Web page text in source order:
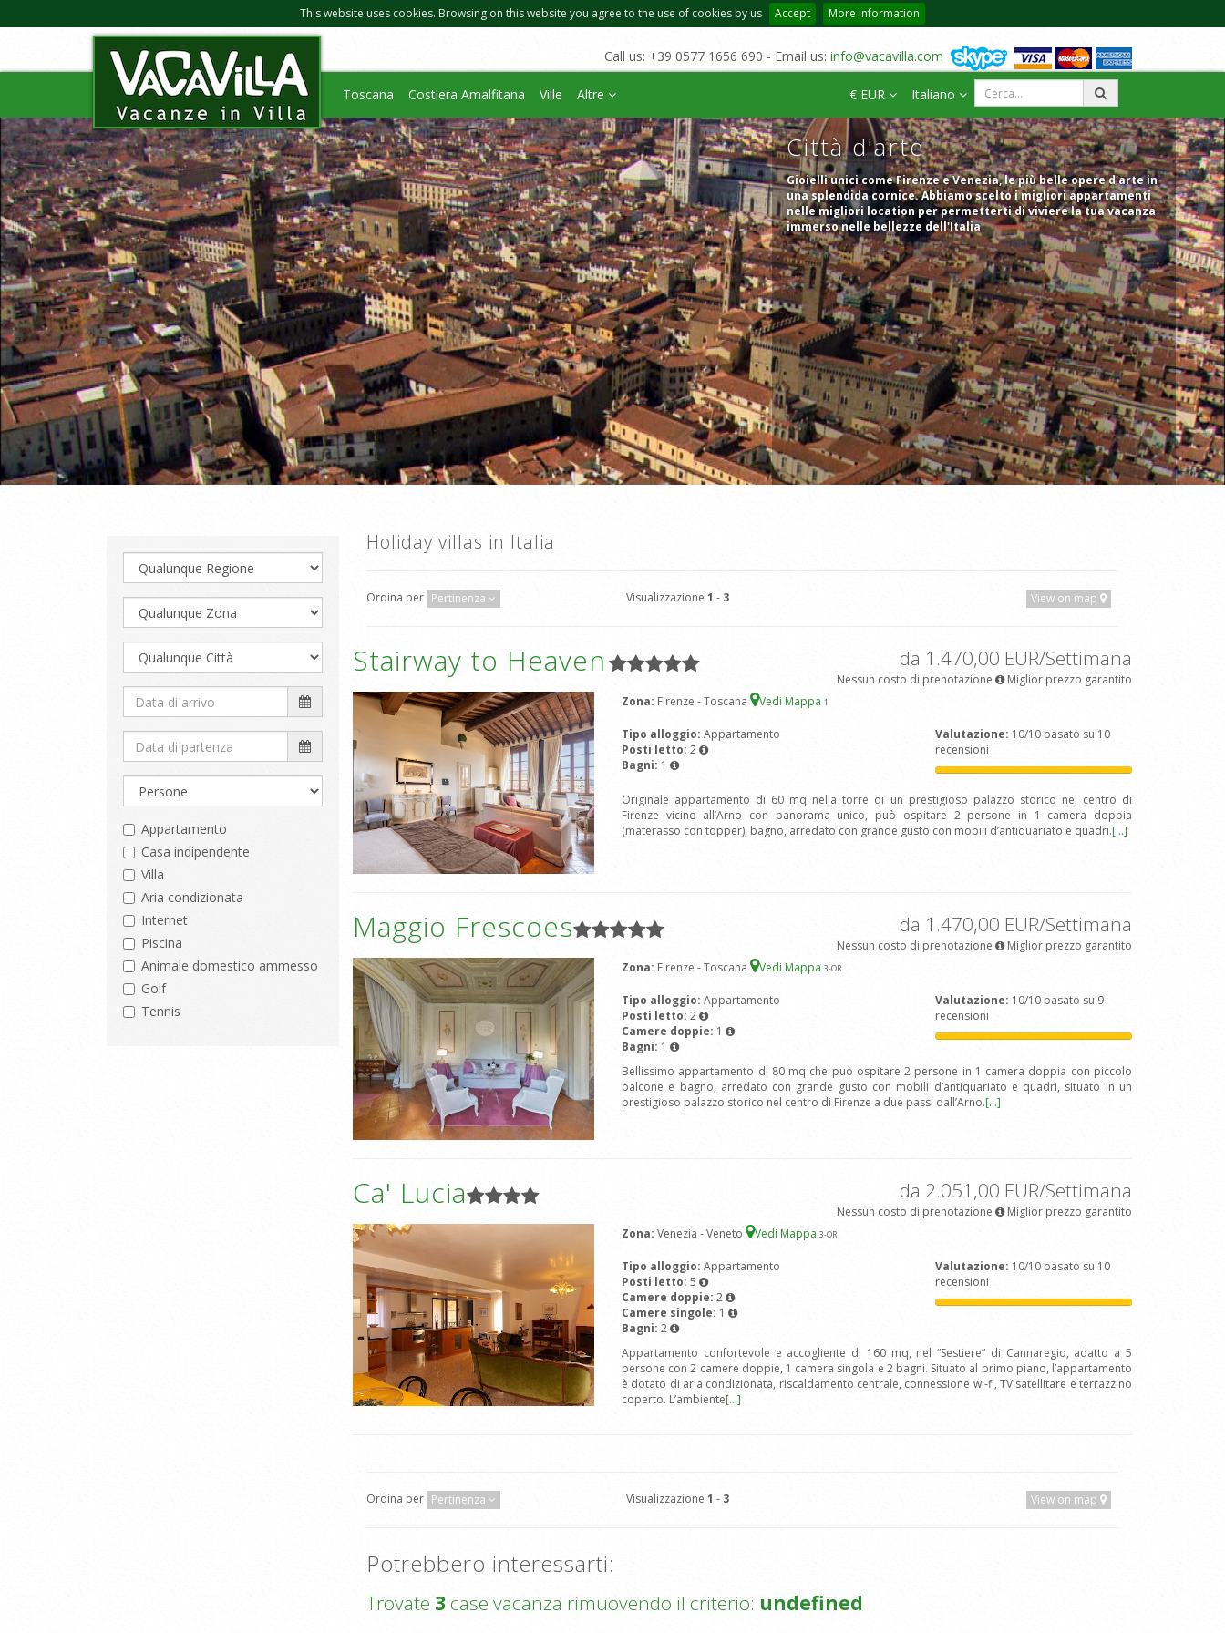
This website uses cookies. Browsing on this website you agree to the use of cookies by us Accept More information
Call us: +39 0577 1656 690 - Email us: info@vacavilla.com
Toscana Costiera Amalfitana Ville Altre € EUR Italiano
Città d'arte
Gioielli unici come Firenze e Venezia, le più belle opere d'arte in
una splendida cornice. Abbiamo scelto i migliori appartamenti
nelle migliori location per permetterti di viviere la tua vacanza
immerso nelle bellezze dell'Italia
Holiday villas in Italia
Ordina per Pertinenza Visualizzazione 1 - 3 View on map
Stairway to Heaven da 1.470,00 EUR/Settimana
Nessun costo di prenotazione
Miglior prezzo garantito
Zona: Firenze - Toscana Vedi Mappa 1
Tipo alloggio: Appartamento
Posti letto: 2
Bagni: 1
Valutazione: 10/10 basato su 10
recensioni
Originale appartamento di 60 mq nella torre di un prestigioso palazzo storico nel centro di
Firenze vicino all’Arno con panorama unico, può ospitare 2 persone in 1 camera doppia
(materasso con topper), bagno, arredato con grande gusto con mobili d’antiquariato e quadri.[...]
Maggio Frescoes da 1.470,00 EUR/Settimana
Nessun costo di prenotazione
Miglior prezzo garantito
Zona: Firenze - Toscana Vedi Mappa 3-OR
Tipo alloggio: Appartamento
Posti letto: 2
Camere doppie: 1
Bagni: 1
Valutazione: 10/10 basato su 9
recensioni
Bellissimo appartamento di 80 mq che può ospitare 2 persone in 1 camera doppia con piccolo
balcone e bagno, arredato con grande gusto con mobili d’antiquariato e quadri, situato in un
prestigioso palazzo storico nel centro di Firenze a due passi dall’Arno.[...]
Ca' Lucia da 2.051,00 EUR/Settimana
Nessun costo di prenotazione
Miglior prezzo garantito
Zona: Venezia - Veneto Vedi Mappa 3-OR
Tipo alloggio: Appartamento
Posti letto: 5
Camere doppie: 2
Camere singole: 1
Bagni: 2
Valutazione: 10/10 basato su 10
recensioni
Appartamento confortevole e accogliente di 160 mq, nel “Sestiere” di Cannaregio, adatto a 5
persone con 2 camere doppie, 1 camera singola e 2 bagni. Situato al primo piano, l’appartamento
è dotato di aria condizionata, riscaldamento centrale, connessione wi-fi, TV satellitare e terrazzino
coperto. L’ambiente[...]
Ordina per Pertinenza Visualizzazione 1 - 3 View on map
Potrebbero interessarti:
Trovate 3 case vacanza rimuovendo il criterio: undefined
Appartamento
Casa indipendente
Villa
Aria condizionata
Internet
Piscina
Animale domestico ammesso
Golf
Tennis